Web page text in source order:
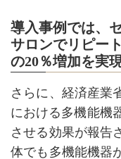
導入事例では、
サロンでリピー
の20％増加を実
さらに、経済産業
における多機能機
させる効果が報告
体でも多機能機器